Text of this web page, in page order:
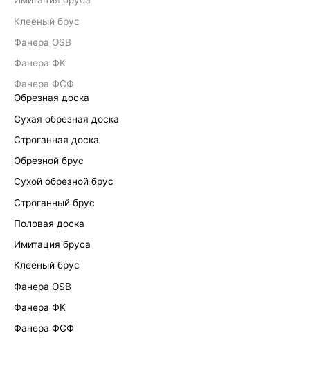
Клееный брус
Фанера OSB
Фанера ФК
Фанера ФСФ
Обрезная доска
Сухая обрезная доска
Строганная доска
Обрезной брус
Сухой обрезной брус
Строганный брус
Половая доска
Имитация бруса
Клееный брус
Фанера OSB
Фанера ФК
Фанера ФСФ